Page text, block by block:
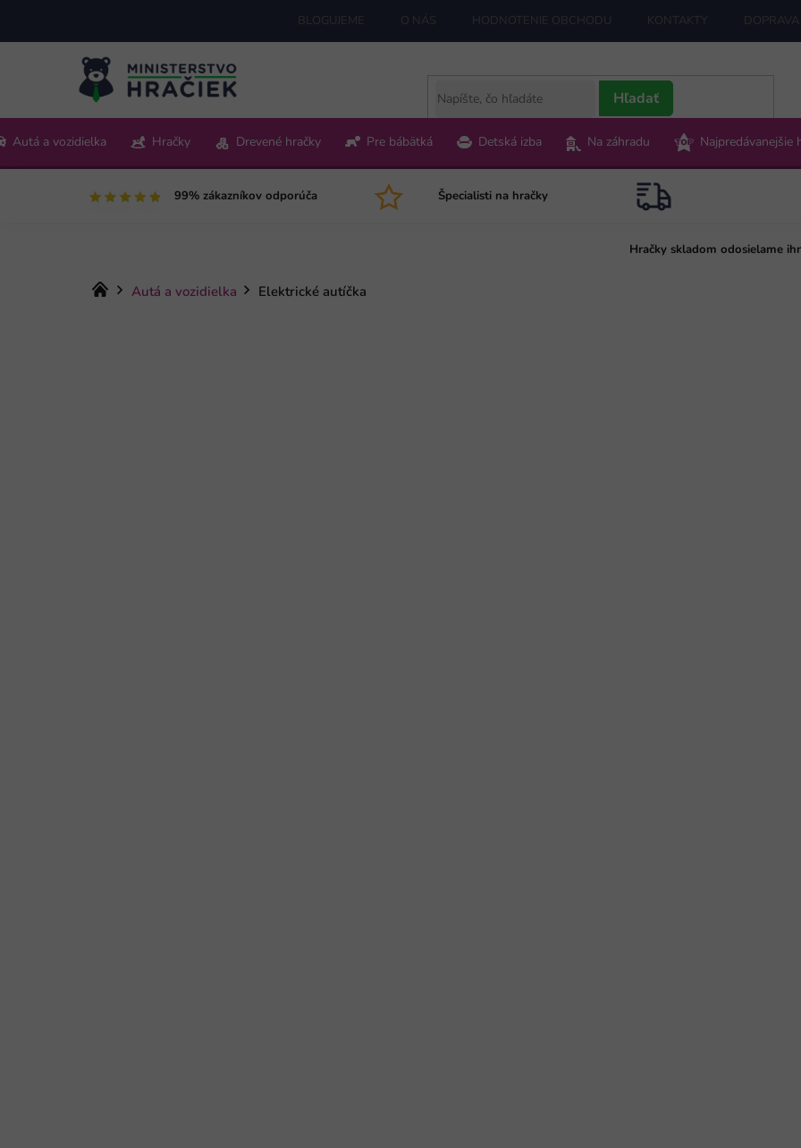
obsah
BLOGUJEME O NÁS HODNOTENIE OBCHODU KONTAKTY
Pon-Pia 9:00-15:00
Hľadať
Autá a vozidielka Hračky Drevené hračky Pre bábätká Detská izba Na záhradu Najpredávanejšie
99% zákazníkov odporúča Špecialisti na hračky
Hračky skladom odosielame
Domov
Autá a vozidielka Elektrické autíčka